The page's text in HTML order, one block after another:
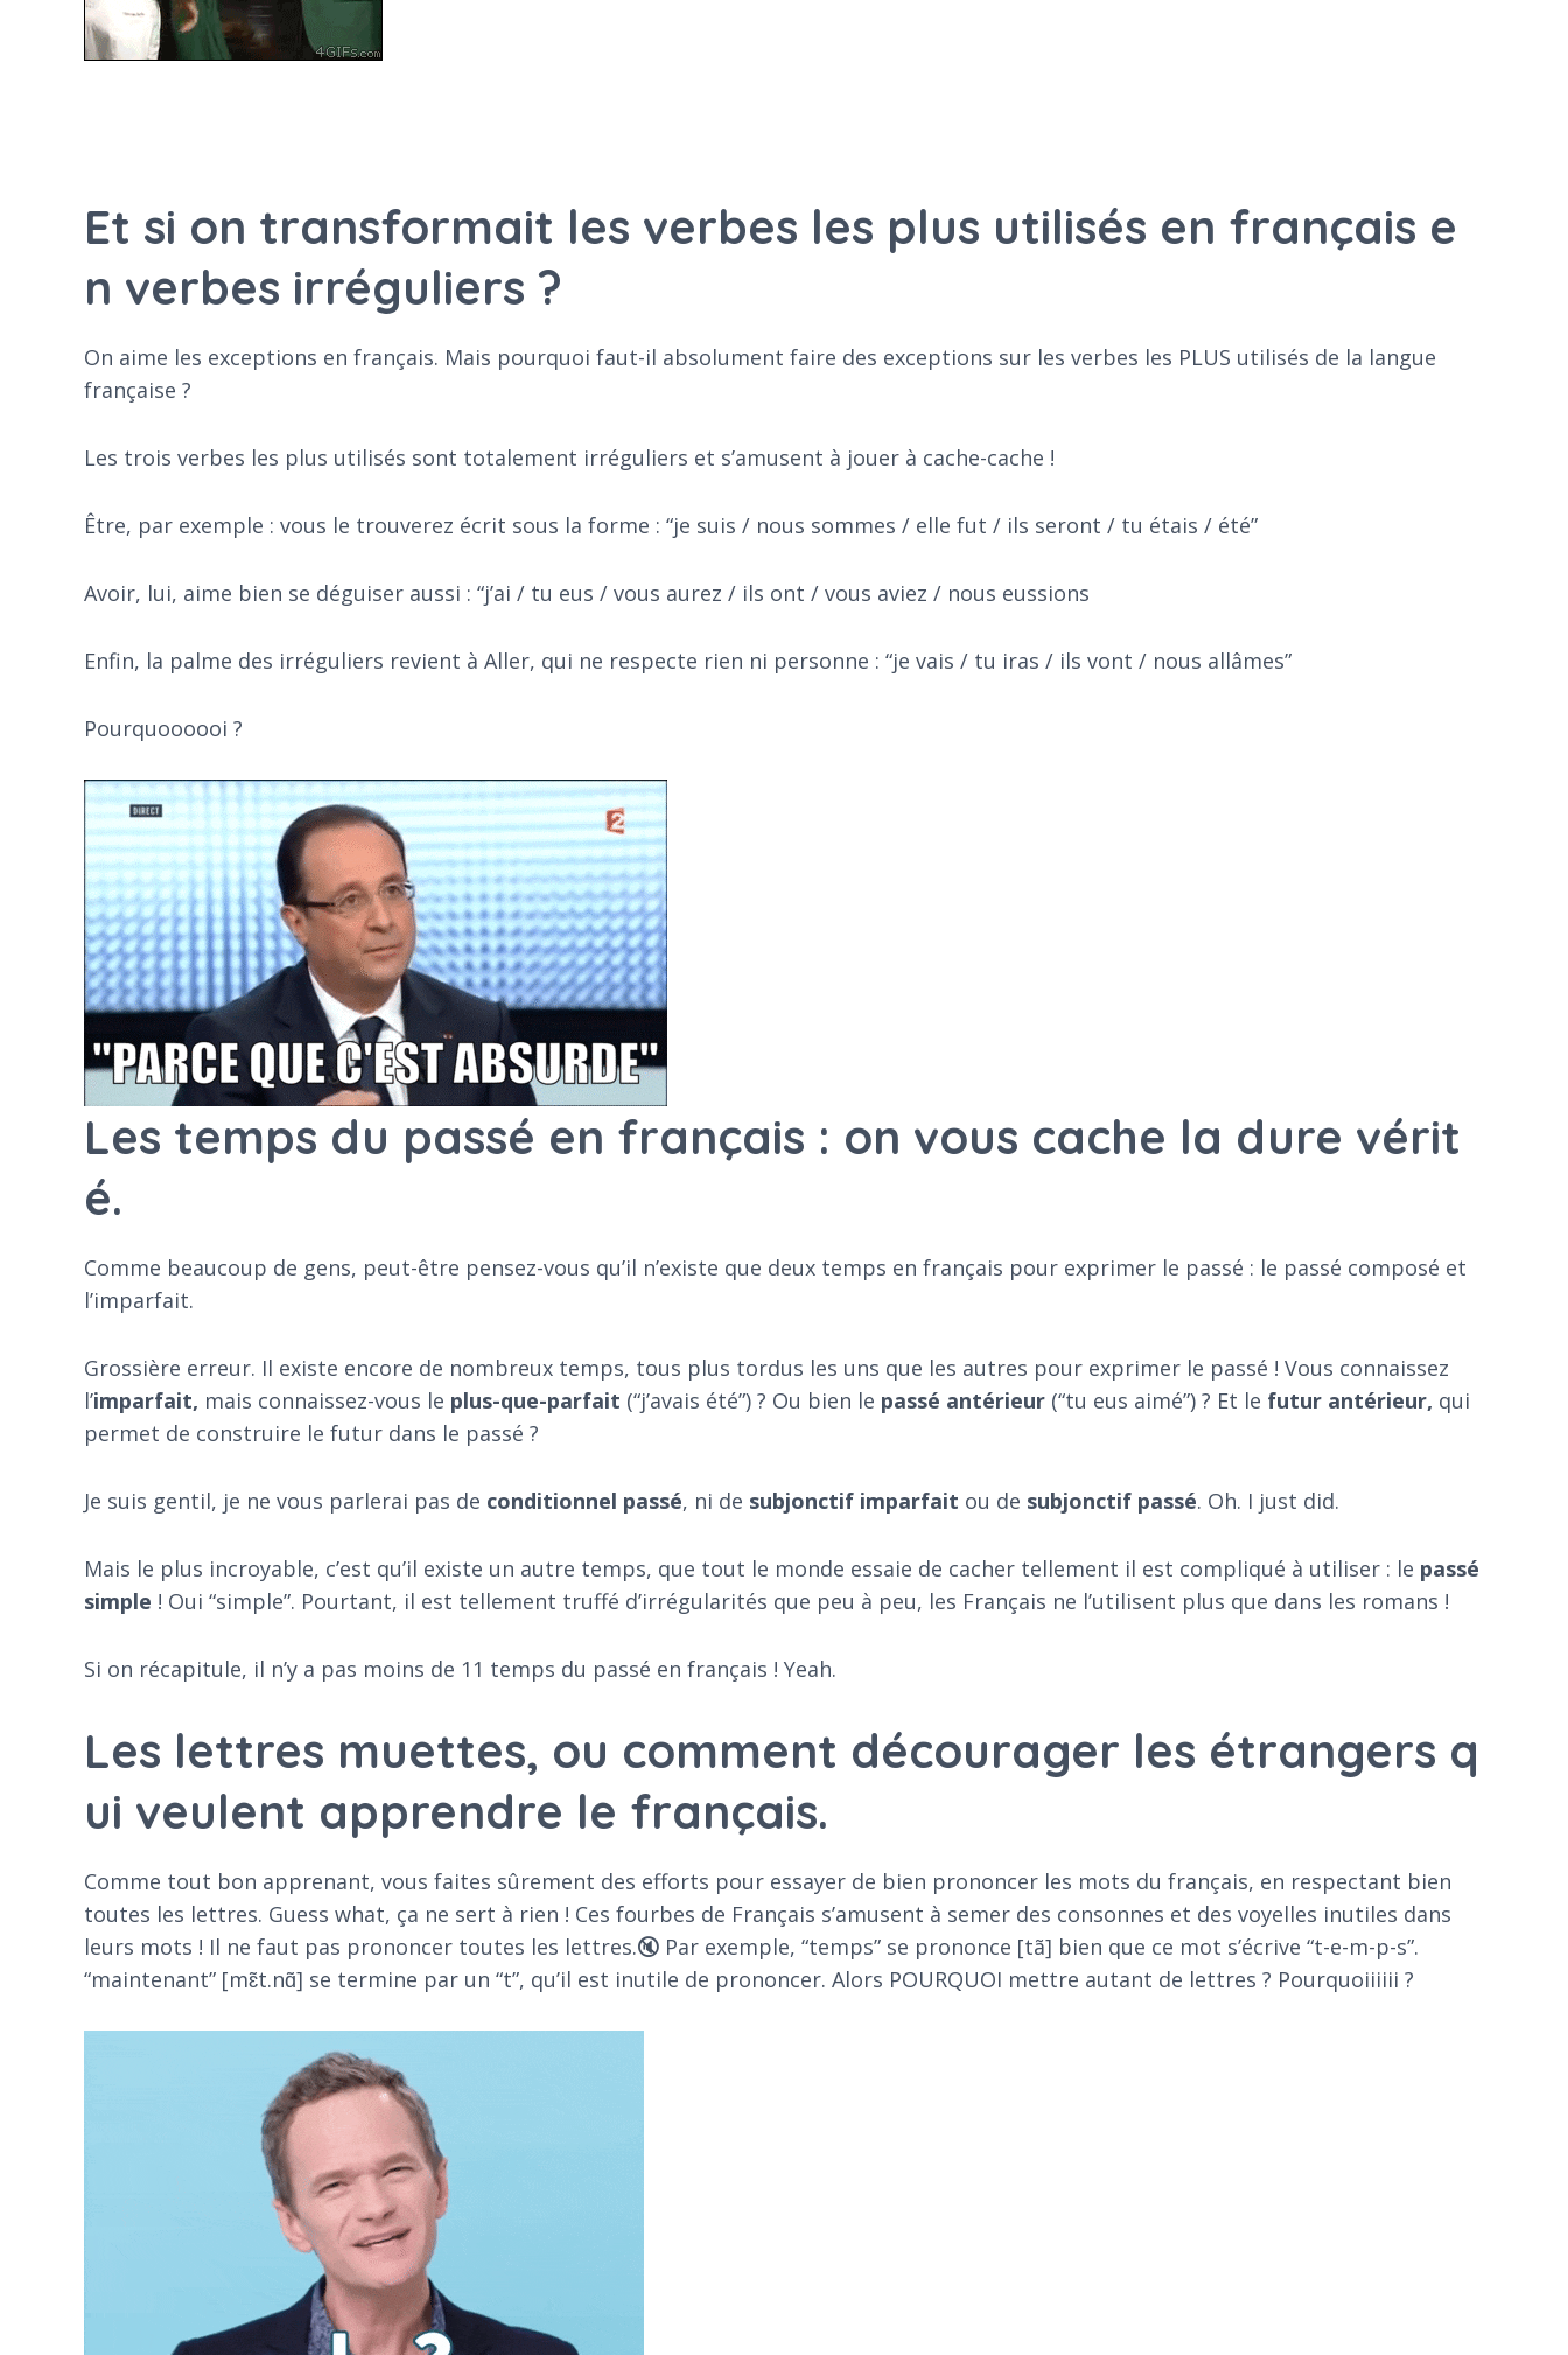
Et si on transformait les verbes les plus utilisés en français e
n verbes irréguliers ?
On aime les exceptions en français. Mais pourquoi faut-il absolument faire des exceptions sur les verbes les PLUS utilisés de la langue
française ?
Les trois verbes les plus utilisés sont totalement irréguliers et s’amusent à jouer à cache-cache !
Être, par exemple : vous le trouverez écrit sous la forme : “je suis / nous sommes / elle fut / ils seront / tu étais / été”
Avoir, lui, aime bien se déguiser aussi : “j’ai / tu eus / vous aurez / ils ont / vous aviez / nous eussions
Enfin, la palme des irréguliers revient à Aller, qui ne respecte rien ni personne : “je vais / tu iras / ils vont / nous allâmes”
Pourquoooooi ?
Les temps du passé en français : on vous cache la dure vérit
é.
Comme beaucoup de gens, peut-être pensez-vous qu’il n’existe que deux temps en français pour exprimer le passé : le passé composé et
l’imparfait.
Grossière erreur. Il existe encore de nombreux temps, tous plus tordus les uns que les autres pour exprimer le passé ! Vous connaissez
l’imparfait, mais connaissez-vous le plus-que-parfait (“j’avais été”) ? Ou bien le passé antérieur (“tu eus aimé”) ? Et le futur antérieur, qui
permet de construire le futur dans le passé ?
Je suis gentil, je ne vous parlerai pas de conditionnel passé, ni de subjonctif imparfait ou de subjonctif passé. Oh. I just did.
Mais le plus incroyable, c’est qu’il existe un autre temps, que tout le monde essaie de cacher tellement il est compliqué à utiliser : le passé
simple ! Oui “simple”. Pourtant, il est tellement truffé d’irrégularités que peu à peu, les Français ne l’utilisent plus que dans les romans !
Si on récapitule, il n’y a pas moins de 11 temps du passé en français ! Yeah.
Les lettres muettes, ou comment décourager les étrangers q
ui veulent apprendre le français.
Comme tout bon apprenant, vous faites sûrement des efforts pour essayer de bien prononcer les mots du français, en respectant bien
toutes les lettres. Guess what, ça ne sert à rien ! Ces fourbes de Français s’amusent à semer des consonnes et des voyelles inutiles dans
leurs mots ! Il ne faut pas prononcer toutes les lettres.🔇 Par exemple, “temps” se prononce [tã] bien que ce mot s’écrive “t-e-m-p-s”.
“maintenant” [mɛ̃t.nɑ̃] se termine par un “t”, qu’il est inutile de prononcer. Alors POURQUOI mettre autant de lettres ? Pourquoiiiiii ?